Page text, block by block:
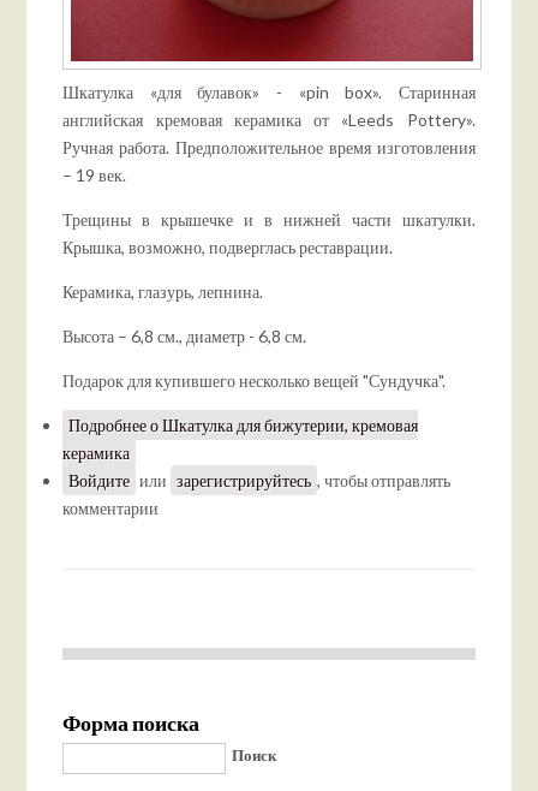
Шкатулка «для булавок» - «pin box». Старинная
английская кремовая керамика от «Leeds Pottery».
Ручная работа. Предположительное время изготовления
– 19 век.
Трещины в крышечке и в нижней части шкатулки.
Крышка, возможно, подверглась реставрации.
Керамика, глазурь, лепнина.
Высота – 6,8 см., диаметр - 6,8 см.
Подарок для купившего несколько вещей "Сундучка".
Подробнеео Шкатулка для бижутерии, кремовая
керамика
Войдите или зарегистрируйтесь , чтобы отправлять
комментарии
Форма поиска
Поиск